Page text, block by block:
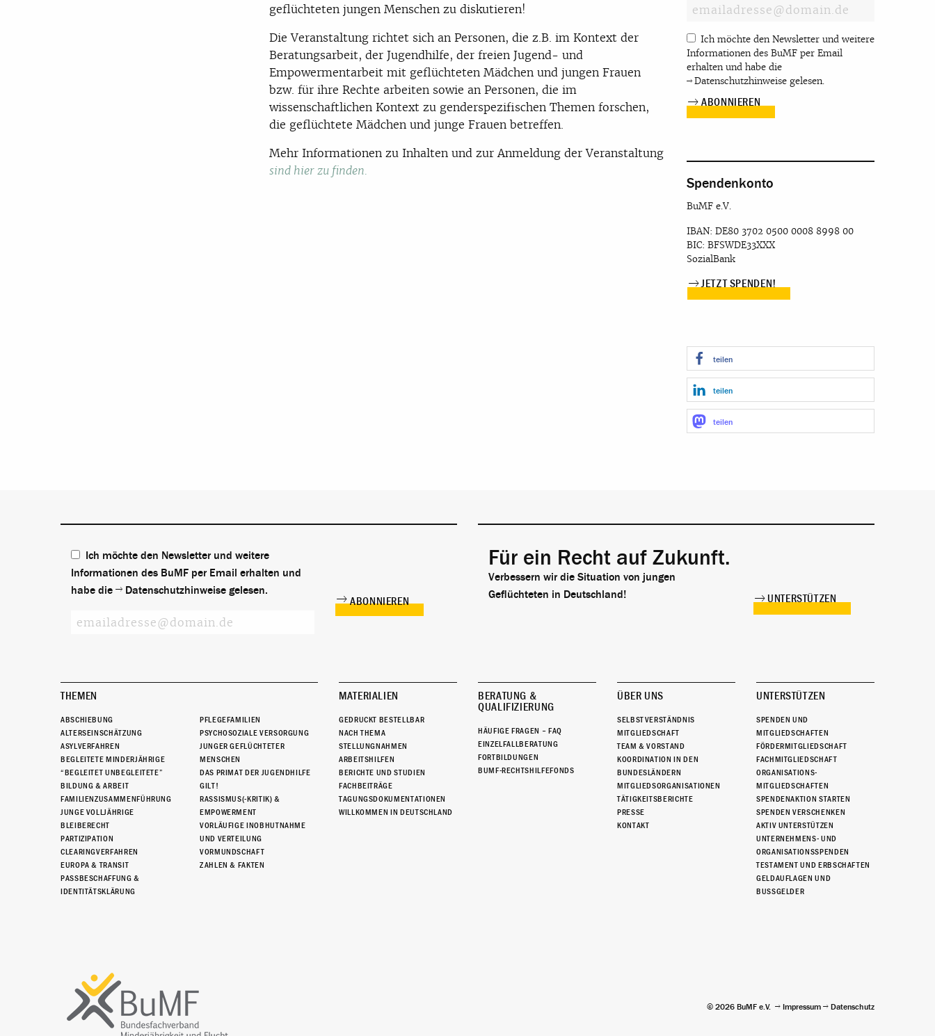
geflüchteten jungen Menschen zu diskutieren!
Die Veranstaltung richtet sich an Personen, die z.B. im Kontext der
Beratungsarbeit, der Jugendhilfe, der freien Jugend- und
Empowermentarbeit mit geflüchteten Mädchen und jungen Frauen
bzw. für ihre Rechte arbeiten sowie an Personen, die im
wissenschaftlichen Kontext zu genderspezifischen Themen forschen,
die geflüchtete Mädchen und junge Frauen betreffen.
Mehr Informationen zu Inhalten und zur Anmeldung der Veranstaltung
sind hier zu finden.
Ich möchte den Newsletter und weitere
Informationen des BuMF per Email
erhalten und habe die
Datenschutzhinweise gelesen.
Spendenkonto
BuMF e.V.
IBAN: DE80 3702 0500 0008 8998 00
BIC: BFSWDE33XXX
SozialBank
JETZT SPENDEN!
teilen
teilen
teilen
Ich möchte den Newsletter und weitere
Informationen des BuMF per Email erhalten und
habe die
Datenschutzhinweise gelesen.
Für ein Recht auf Zukunft.
Verbessern wir die Situation von jungen
Geflüchteten in Deutschland!
UNTERSTÜTZEN
THEMEN
ABSCHIEBUNG
ALTERSEINSCHÄTZUNG
ASYLVERFAHREN
BEGLEITETE MINDERJÄHRIGE
“BEGLEITET UNBEGLEITETE”
BILDUNG & ARBEIT
FAMILIENZUSAMMENFÜHRUNG
JUNGE VOLLJÄHRIGE
BLEIBERECHT
PARTIZIPATION
CLEARINGVERFAHREN
EUROPA & TRANSIT
PASSBESCHAFFUNG &
IDENTITÄTSKLÄRUNG
PFLEGEFAMILIEN
PSYCHOSOZIALE VERSORGUNG
JUNGER GEFLÜCHTETER
MENSCHEN
DAS PRIMAT DER JUGENDHILFE
GILT!
RASSISMUS(-KRITIK) &
EMPOWERMENT
VORLÄUFIGE INOBHUTNAHME
UND VERTEILUNG
VORMUNDSCHAFT
ZAHLEN & FAKTEN
MATERIALIEN
GEDRUCKT BESTELLBAR
NACH THEMA
STELLUNGNAHMEN
ARBEITSHILFEN
BERICHTE UND STUDIEN
FACHBEITRÄGE
TAGUNGSDOKUMENTATIONEN
WILLKOMMEN IN DEUTSCHLAND
BERATUNG &
QUALIFIZIERUNG
HÄUFIGE FRAGEN – FAQ
EINZELFALLBERATUNG
FORTBILDUNGEN
BUMF-RECHTSHILFEFONDS
ÜBER UNS
SELBSTVERSTÄNDNIS
MITGLIEDSCHAFT
TEAM & VORSTAND
KOORDINATION IN DEN
BUNDESLÄNDERN
MITGLIEDSORGANISATIONEN
TÄTIGKEITSBERICHTE
PRESSE
KONTAKT
UNTERSTÜTZEN
SPENDEN UND
MITGLIEDSCHAFTEN
FÖRDERMITGLIEDSCHAFT
FACHMITGLIEDSCHAFT
ORGANISATIONS-
MITGLIEDSCHAFTEN
SPENDENAKTION STARTEN
SPENDEN VERSCHENKEN
AKTIV UNTERSTÜTZEN
UNTERNEHMENS- UND
ORGANISATIONSSPENDEN
TESTAMENT UND ERBSCHAFTEN
GELDAUFLAGEN UND
BUSSGELDER
© 2026 BuMF e.V. Impressum Datenschutz